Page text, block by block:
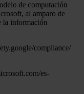
de computación
al amparo de
la información
compliance/
es-